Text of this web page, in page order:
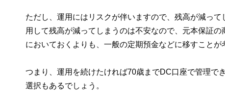
ただし、運用にはリスクが伴いますので、残高が減っ
用して残高が減ってしまうのは不安なので、元本保証
においておくよりも、一般の定期預金などに移すことが
つまり、運用を続けたければ70歳までDC口座で管理で
選択もあるでしょう。